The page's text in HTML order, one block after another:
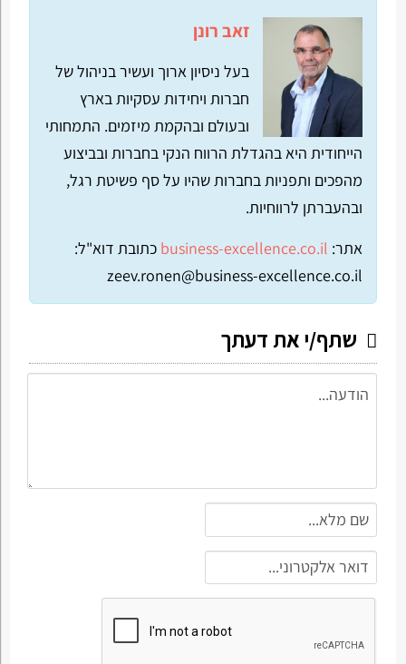
זאב רונן
בעל ניסיון ארוך ועשיר בניהול של
חברות ויחידות עסקיות בארץ
ובעולם ובהקמת מיזמים. התמחותי
הייחודית היא בהגדלת הרווח הנקי בחברות ובביצוע
מהפכים ותפניות בחברות שהיו על סף פשיטת רגל,
ובהעברתן לרווחיות.
אתר: business-excellence.co.il כתובת דוא"ל:
zeev.ronen@business-excellence.co.il
שתף/י את דעתך